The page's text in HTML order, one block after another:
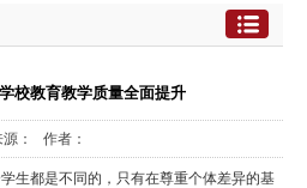
校教育教学质量全面提升
源： 作者：
生都是不同的，只有在尊重个体差异的基